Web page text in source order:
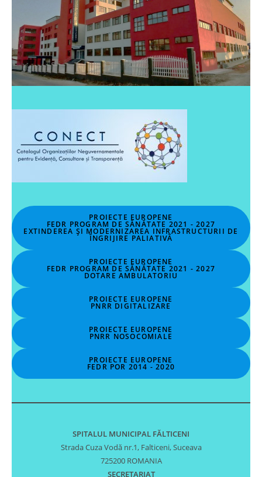
PROIECTE EUROPENE
FEDR PROGRAM DE SĂNĂTATE 2021 - 2027
EXTINDEREA ȘI MODERNIZAREA INFRASTRUCTURII DE
ÎNGRIJIRE PALIATIVĂ
PROIECTE EUROPENE
FEDR PROGRAM DE SĂNĂTATE 2021 - 2027
DOTARE AMBULATORIU
PROIECTE EUROPENE
PNRR DIGITALIZARE
PROIECTE EUROPENE
PNRR NOSOCOMIALE
PROIECTE EUROPENE
FEDR POR 2014 - 2020
SPITALUL MUNICIPAL FĂLTICENI
Strada Cuza Vodă nr.1, Falticeni, Suceava
725200 ROMANIA
SECRETARIAT